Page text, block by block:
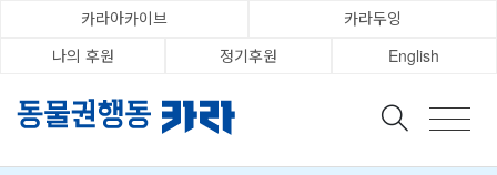
카라아카이브
카라두잉
나의 후원
정기후원 English